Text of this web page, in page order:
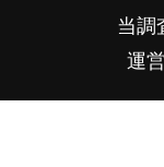
当調
運